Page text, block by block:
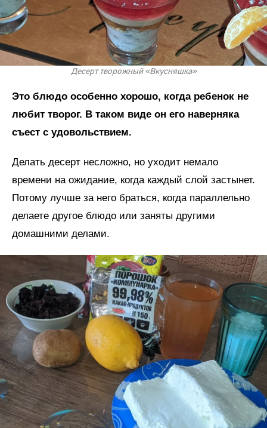
Десерт творожный «Вкусняшка»
Это блюдо особенно хорошо, когда ребенок не
любит творог. В таком виде он его наверняка
съест с удовольствием.
Делать десерт несложно, но уходит немало
времени на ожидание, когда каждый слой застынет.
Потому лучше за него браться, когда параллельно
делаете другое блюдо или заняты другими
домашними делами.